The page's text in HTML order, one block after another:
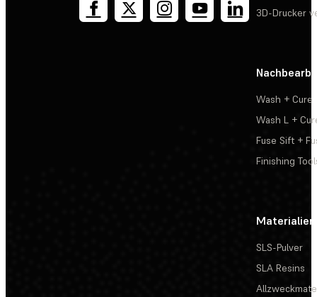
3D-Drucker
Wash + Cure
Wash L +
Fuse Sift +
Finishing
Materialien
SLS-Pulver
SLA Resins